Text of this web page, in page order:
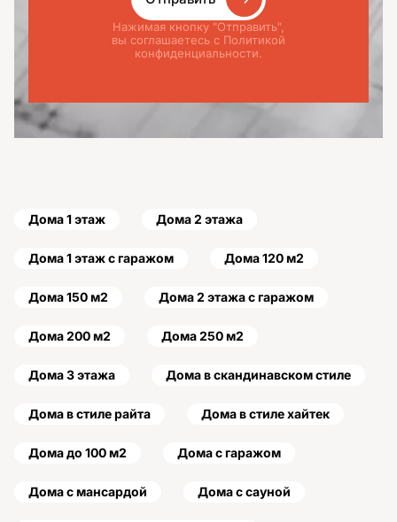
Нажимая кнопку "Отправить",
вы соглашаетесь с Политикой
конфиденциальности.
Дома 1 этаж Дома 2 этажа
Дома 1 этаж с гаражом Дома 120 м2
Дома 150 м2 Дома 2 этажа с гаражом
Дома 200 м2 Дома 250 м2
Дома 3 этажа Дома в скандинавском стиле
Дома в стиле райта Дома в стиле хайтек
Дома до 100 м2 Дома с гаражом
Дома с мансардой Дома с сауной